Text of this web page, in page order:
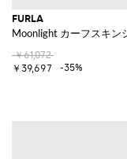
FURLA
Moonlight カーフスキン
￥61,072
￥39,697
-35%